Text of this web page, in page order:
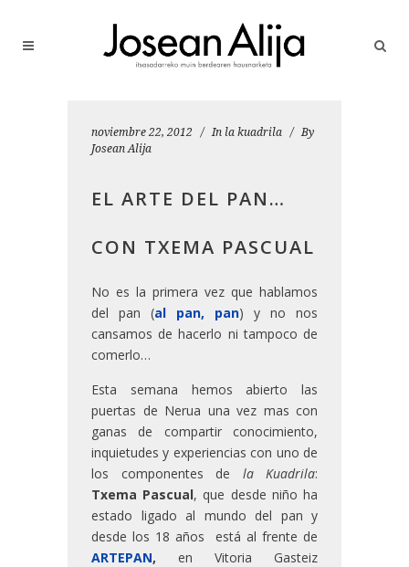
noviembre 22, 2012 In la kuadrila
By
Josean Alija
EL ARTE DEL PAN…
CON TXEMA PASCUAL
No es la primera vez que hablamos
del pan (al pan, pan) y no nos
cansamos de hacerlo ni tampoco de
comerlo…
Esta semana hemos abierto las
puertas de Nerua una vez mas con
ganas de compartir conocimiento,
inquietudes y experiencias con uno de
los componentes de la Kuadrila:
Txema Pascual, que desde niño ha
estado ligado al mundo del pan y
desde los 18 años está al frente de
ARTEPAN, en Vitoria Gasteiz